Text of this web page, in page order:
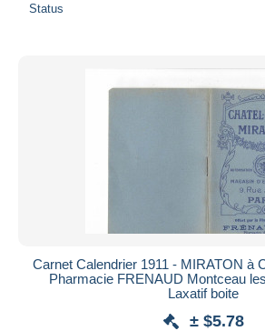
Status
Carnet Calendrier 1911 - MIRATON à
Pharmacie FRENAUD Montceau
Laxatif boite
± $5.78